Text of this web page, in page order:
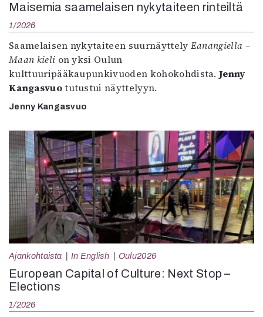
Maisemia saamelaisen nykytaiteen rinteiltä
1/2026
Saamelaisen nykytaiteen suurnäyttely Eanangiella –
Maan kieli on yksi Oulun
kulttuuripääkaupunkivuoden kohokohdista.Jenny
Kangasvuotutustui näyttelyyn.
Jenny Kangasvuo
Ajankohtaista In English Oulu2026
European Capital of Culture: Next Stop –
Elections
1/2026